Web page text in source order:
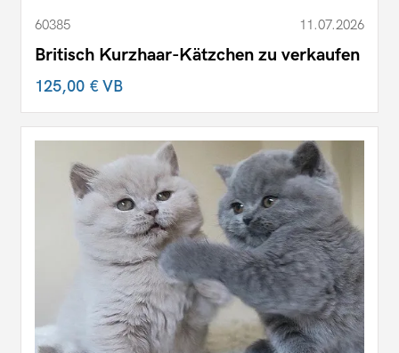
60385 11.07.2026
Britisch Kurzhaar-Kätzchen zu verkaufen
125,00 €VB